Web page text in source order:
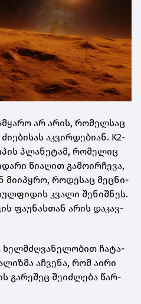
არ არის, რო­მელ­საც
აკ­ვირ­დე­ბი­ან. K2-
პლა­ნე­ტამ, რო­მე­ლიც
წი­ა­ღით გა­მო­ირ­ჩე­ვა,
მი­ი­პყრო, რო­დე­საც მეც­ნი­
კვა­ლი შე­ნიშ­ნეს.
ფა­უ­ნას­თან არის და­კავ­
ხელ­მძღვა­ნე­ლო­ბით ჩა­ტა­
აჩ­ვე­ნა, რომ აირი
გა­რე­შეც შე­იძ­ლე­ბა წარ­